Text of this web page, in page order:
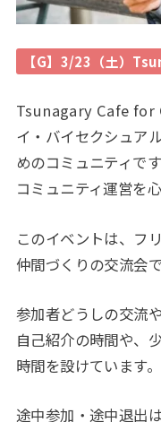
【G】3/23（土）
Tsunagary Cafe for
イ・バイセクシュア
めのコミュニティで
コミュニティ運営を
このイベントは、フ
仲間づくりの交流会で
参加者どうしの交流
自己紹介の時間や、
時間を設けています。
途中参加・途中退出